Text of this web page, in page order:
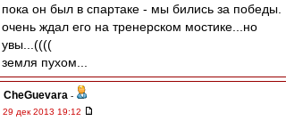
пока он был в спартаке - мы бились за победы.
очень ждал его на тренерском мостике...но
увы...((((
земля пухом...
CheGuevara -
29 дек 2013 19:12